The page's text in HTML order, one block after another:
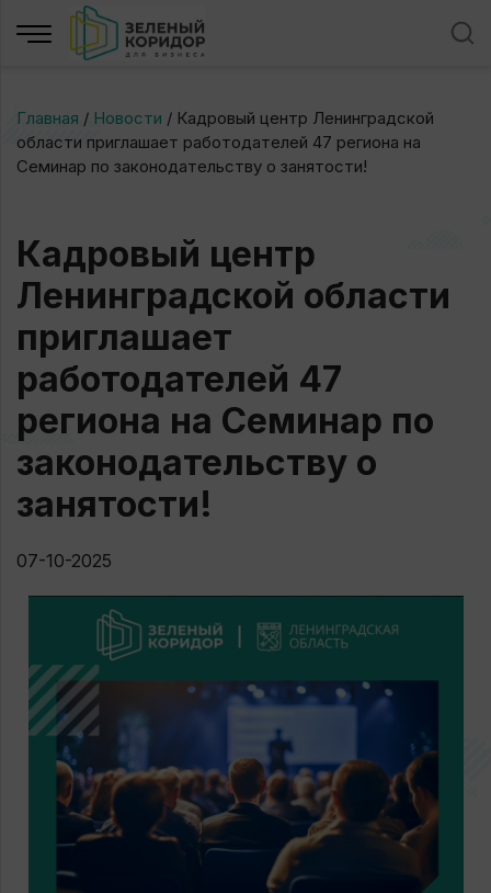
Главная / Новости / Кадровый центр Ленинградской
области приглашает работодателей 47 региона на
Семинар по законодательству о занятости!
Кадровый центр
Ленинградской области
приглашает
работодателей 47
региона на Семинар по
законодательству о
занятости!
07-10-2025